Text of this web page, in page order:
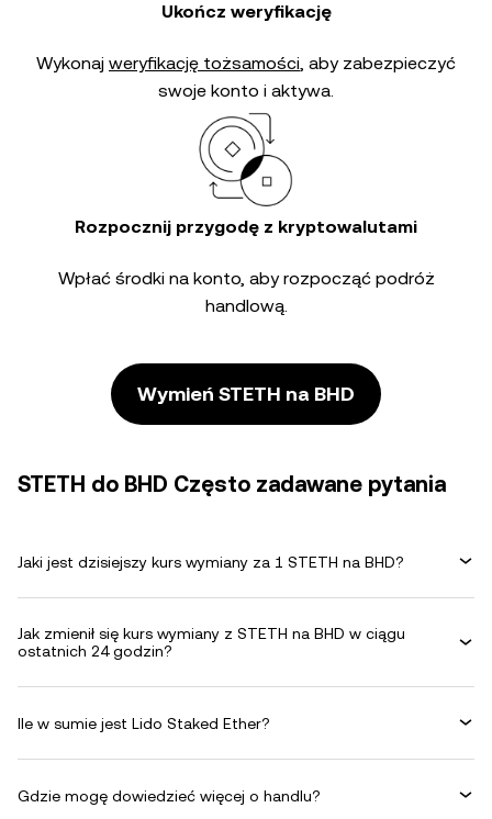
Ukończ weryfikację
Wykonaj weryfikację tożsamości, aby zabezpieczyć
swoje konto i aktywa.
Rozpocznij przygodę z kryptowalutami
Wpłać środki na konto, aby rozpocząć podróż
handlową.
Wymień STETH na BHD
STETH do BHD Często zadawane pytania
Jaki jest dzisiejszy kurs wymiany za 1 STETH na BHD?
Jak zmienił się kurs wymiany z STETH na BHD w ciągu
ostatnich 24 godzin?
Ile w sumie jest Lido Staked Ether?
Gdzie mogę dowiedzieć więcej o handlu?